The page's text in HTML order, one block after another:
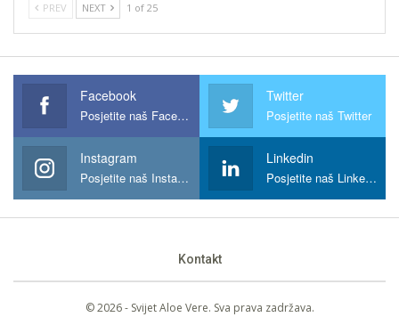
PREV NEXT 1 of 25
Facebook
Posjetite naš Facebook
Twitter
Posjetite naš Twitter
Instagram
Posjetite naš Instagram
Linkedin
Posjetite naš Linkedin
Kontakt
© 2026 - Svijet Aloe Vere. Sva prava zadržava.